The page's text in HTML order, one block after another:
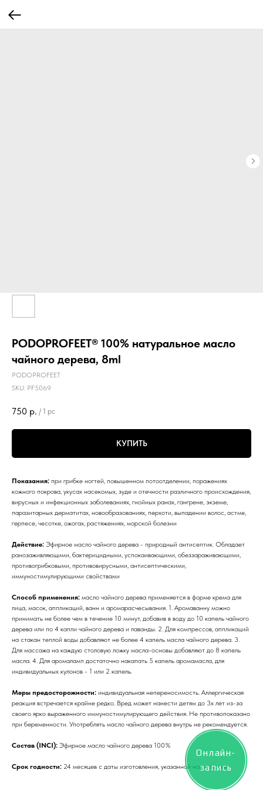
PODOPROFEET® 100% натуральное масло
чайного дерева, 8ml
PODOPROFEET
SKU: PF5069
750 р. / 1 pc
КУПИТЬ
Показания: при грибке ногтей, повышенном потоотделении, поражениях
кожного покрова, укусах насекомых, зуде и отечности различного происхождения,
вирусных и инфекционных заболеваниях, гнойных ранах, гангрене, экземе,
паразитарных дерматитах, новообразованиях, перхоти, выпадении волос, астме,
герпесе, чесотке, ожогах, растяжениях, морской болезни
Действие: Эфирное масло чайного дерева - природный антисептик. Обладает
ранозаживляющими, бактерицидными, успокаивающими, обеззараживающими,
противогрибковыми, противовирусными, антисептическими,
иммуностимулирующими свойствами
Способ применения: масло чайного дерева применяется в форме крема для
лица, масок, аппликаций, ванн и аромарасчесывания. 1. Аромаванну можно
принимать не более чем в течение 10 минут, добавив в воду до 10 капель чайного
дерева или по 4 капли чайного дерева и лаванды. 2. Для компрессов, аппликаций
на стакан теплой воды добавляют не более 4 капель масла чайного дерева. 3.
Для массажа на каждую столовую ложку масла-основы добавляют до 8 капель
масла. 4. Для аромаламп достаточно накапать 5 капель аромамасла, для
индивидуальных кулонов - 1 или 2 капель.
Меры предосторожности: индивидуальная непереносимость. Аллергическая
реакция встречается крайне редко. Вред может нанести детям до 3х лет из-за
своего ярко выраженного иммуностимулирующего действия. Не противопоказано
при беременности. Употреблять масло чайного дерева внутрь не рекомендуется.
Состав (INCI): Эфирное масло чайного дерева 100%
Срок годности: 24 месяцев с даты изготовления, указанной на упаковке.
Онлайн-
запись